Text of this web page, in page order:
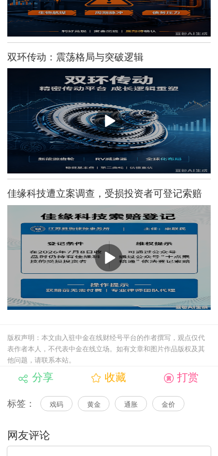
双环传动：震荡格局与突破逻辑
佳缘科技遭立案调查，受损投资者可登记索赔
版权声明：本文由入驻中金在线财经号平台的作者撰写，观点仅代
表作者本人，不代表中金在线立场。如有文章和图片作品版权及其
他问题，请联系本站。
分享 收藏 打赏
标签： 戏码 黄金 通胀 金价